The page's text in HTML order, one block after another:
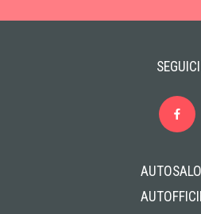
SEGUICI